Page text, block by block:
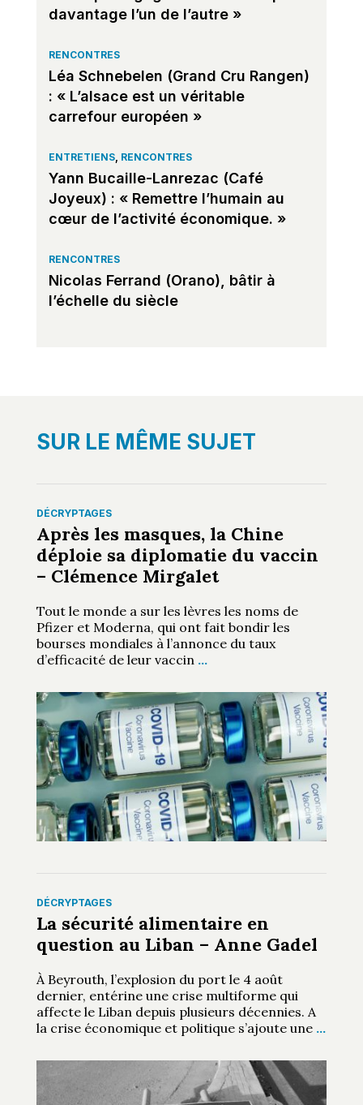
davantage l’un de l’autre »
RENCONTRES
Léa Schnebelen (Grand Cru Rangen)
: « L’alsace est un véritable
carrefour européen »
ENTRETIENS, RENCONTRES
Yann Bucaille-Lanrezac (Café
Joyeux) : « Remettre l’humain au
cœur de l’activité économique. »
RENCONTRES
Nicolas Ferrand (Orano), bâtir à
l’échelle du siècle
SUR LE MÊME SUJET
DÉCRYPTAGES
Après les masques, la Chine
déploie sa diplomatie du vaccin
– Clémence Mirgalet
Tout le monde a sur les lèvres les noms de
Pfizer et Moderna, qui ont fait bondir les
bourses mondiales à l’annonce du taux
d’efficacité de leur vaccin …
DÉCRYPTAGES
La sécurité alimentaire en
question au Liban – Anne Gadel
À Beyrouth, l’explosion du port le 4 août
dernier, entérine une crise multiforme qui
affecte le Liban depuis plusieurs décennies. A
la crise économique et politique s’ajoute une …